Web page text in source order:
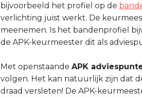
bijvoorbeeld het profiel op de
verlichting juist werkt. De
meenemen. Is het bandenprofiel
de APK-keurmeester dit als
Met openstaande APK
volgen. Het kan natuurlijk zijn dat
draad versleten! De APK-